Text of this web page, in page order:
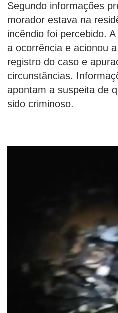
Segundo informações
morador estava na
incêndio foi percebido.
a ocorrência e acionou
registro do caso e
circunstâncias.
apontam a suspeita de
sido criminoso.